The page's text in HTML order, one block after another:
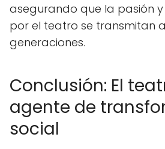
asegurando que la pasión
por el teatro se transmitan
generaciones.
Conclusión: El
agente de
social